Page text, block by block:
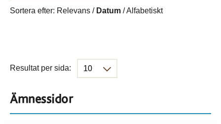
Sortera efter: Relevans / Datum /Alfabetiskt
Resultat per sida:
Ämnessidor